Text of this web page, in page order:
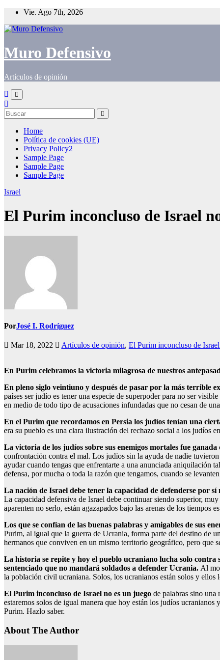
Saltar
contenido
Vie. Ago 7th, 2026
Muro Defensivo
Artículos de opinión
Home
Política de cookies (UE)
Privacy Policy2
Sample Page
Sample Page
Sample Page
Israel
El Purim inconcluso de Israel
PorJosé I. Rodríguez
Mar 18, 2022 Artículos de opinión, El Purim inconcluso de
En Purim celebramos la victoria milagrosa de nuestros
En pleno siglo veintiuno y después de pasar por la más terrible
países ser judío es tener una especie de superpoder para no ser
en medio de todo tipo de acusaciones infundadas que no cesan de
En el Purim que recordamos en Persia los judíos tenían una
era su pueblo es una clara ilustración del rechazo social a los judíos
La victoria de los judíos sobre sus enemigos mortales fue
confrontación contra el mal. Los judíos sin la ayuda de nadie
ayudar cuando tengas que enfrentarte a una anunciada aniquilación
defensa, por mucha o toda la razón que tengamos, cuando se
La nación de Israel debe tener la capacidad de defenderse por
La capacidad defensiva de Israel debe continuar siendo superior,
aparenten no serlo, están agazapados bajo las arenas de los tiempos
Los que se confían de las buenas palabras y amigables de sus
Purim, al igual que la guerra de Ucrania, forma parte del destino de
hermanos que conviven en un mismo territorio geográfico, pero que
La historia se repite y hoy el pueblo ucraniano lucha solo
sentenciado que no mandará soldados a defender Ucrania. Al
la población civil ucraniana. Solos, los ucranianos están solos y ellos
El Purim inconcluso de Israel no es un juego de palabras sino una
estaremos solos de igual manera que hoy están los judíos
Purim. Hazlo saber.
About The Author